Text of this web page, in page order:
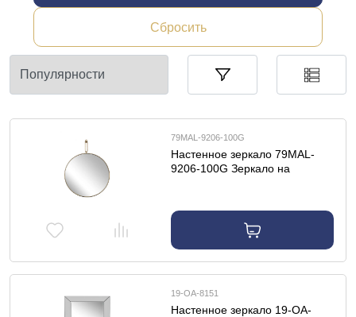
Сбросить
79MAL-9206-100G
Настенное зеркало 79MAL-
9206-100G Зеркало на
19-OA-8151
Настенное зеркало 19-OA-